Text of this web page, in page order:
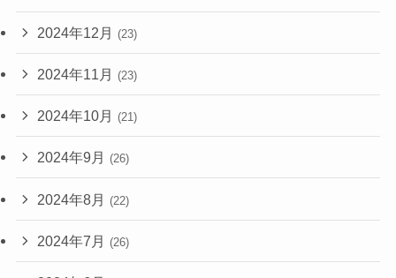
2024年12月 (23)
2024年11月 (23)
2024年10月 (21)
2024年9月 (26)
2024年8月 (22)
2024年7月 (26)